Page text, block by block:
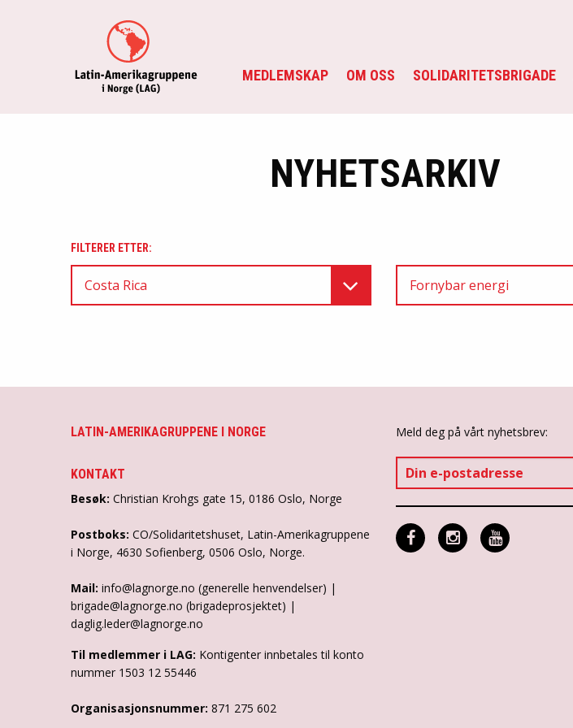
MEDLEMSKAP OM OSS SOLIDARITETSBRIGADE
NYHETSARKIV
FILTERER ETTER:
Costa Rica Fornybar energi
LATIN-AMERIKAGRUPPENE I NORGE
KONTAKT
Besøk: Christian Krohgs gate 15, 0186 Oslo, Norge
Postboks: CO/Solidaritetshuset, Latin-Amerikagruppene
i Norge, 4630 Sofienberg, 0506 Oslo, Norge.
Mail: info@lagnorge.no (generelle henvendelser) |
brigade@lagnorge.no (brigadeprosjektet) |
daglig.leder@lagnorge.no
Til medlemmer i LAG: Kontigenter innbetales til konto
nummer 1503 12 55446
Organisasjonsnummer: 871 275 602
Meld deg på vårt nyhetsbrev: